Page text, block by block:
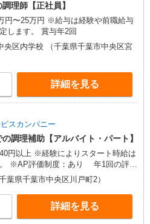
理師【正社員】
円 ※給与は経験や前職給与
します。 賞与年2回
央区内学校 （千葉県千葉市中央区宮
詳細を見る
スカンパニー
調理補助【アルバイト・パート】
によりスタート時給は
※AP評価制度：あり 年1回の評価
見直します。 ※アルバイト賞与（寸
年2回。勤続年数により金額UP。
葉県千葉市中央区川戸町2）
詳細を見る